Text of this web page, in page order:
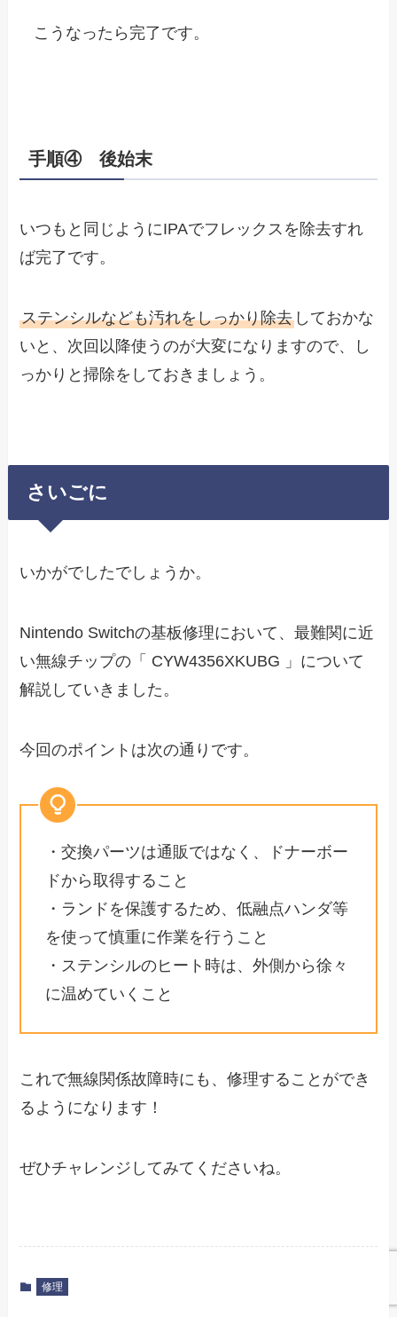
こうなったら完了です。
手順④ 後始末
いつもと同じようにIPAでフレックスを除去すれ
ば完了です。
ステンシルなども汚れをしっかり除去 しておかな
いと、次回以降使うのが大変になりますので、し
っかりと掃除をしておきましょう。
さいごに
いかがでしたでしょうか。
Nintendo Switchの基板修理において、最難関に近
い無線チップの「 CYW4356XKUBG 」について
解説していきました。
今回のポイントは次の通りです。
・交換パーツは通販ではなく、ドナーボー
ドから取得すること
・ランドを保護するため、低融点ハンダ等
を使って慎重に作業を行うこと
・ステンシルのヒート時は、外側から徐々
に温めていくこと
これで無線関係故障時にも、修理することができ
るようになります！
ぜひチャレンジしてみてくださいね。
修理